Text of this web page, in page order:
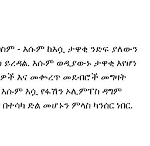
- እሱም ከእሷ ታዋቂ ንድፍ ያለውን
እሱም ወዲያውኑ ታዋቂ እየሆነ
እና መቍረጥ መደብሮች መግዛት
እሷ የፋሽን ኦሊምፐስ ዳግም
ድል መሆኑን ምላስ ካንሰር ነበር.